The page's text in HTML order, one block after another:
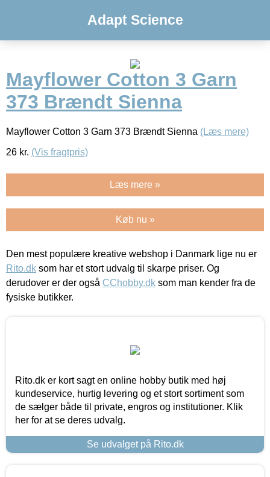
Adapt Science
Mayflower Cotton 3 Garn
373 Brændt Sienna
Mayflower Cotton 3 Garn 373 Brændt Sienna (Læs mere)
26 kr. (Vis fragtpris)
Læs mere »
Køb nu »
Den mest populære kreative webshop i Danmark lige nu er
Rito.dk som har et stort udvalg til skarpe priser. Og
derudover er der også CChobby.dk som man kender fra de
fysiske butikker.
Rito.dk er kort sagt en online hobby butik med høj
kundeservice, hurtig levering og et stort sortiment som
de sælger både til private, engros og institutioner. Klik
her for at se deres udvalg.
Se udvalget på Rito.dk